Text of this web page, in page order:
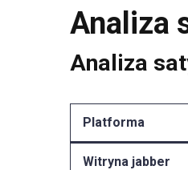
Analiza
Analiza
Platforma
Witryna jabber